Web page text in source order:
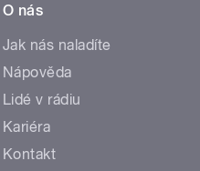
O nás
Jak nás naladíte
Nápověda
Lidé v rádiu
Kariéra
Kontakt